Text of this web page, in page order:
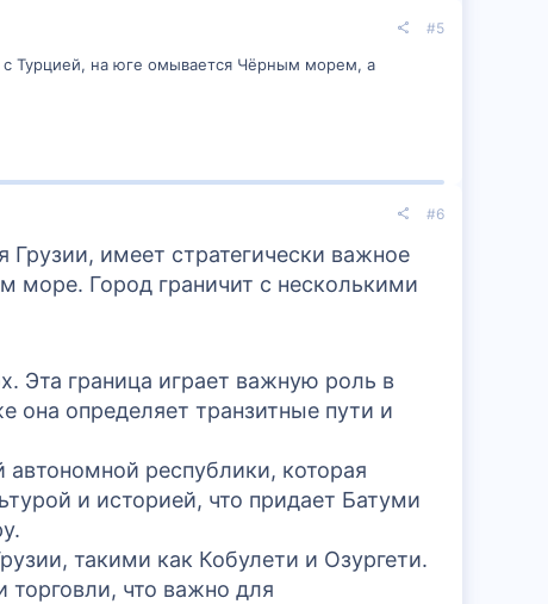
#5
с Турцией, на юге омывается Чёрным морем, а
#6
имеет стратегически важное
море. Город граничит с несколькими
Эта граница играет важную роль в
определяет транзитные пути и
республики, которая
и историей, что придает Батуми
такими как Кобулети и Озургети.
торговли, что важно для